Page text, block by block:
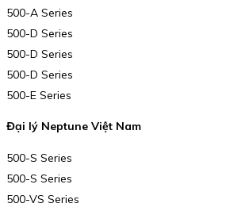
500-A Series
500-D Series
500-D Series
500-D Series
500-E Series
Đại lý Neptune Việt Nam
500-S Series
500-S Series
500-VS Series